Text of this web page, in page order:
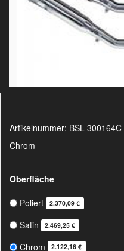
Artikelnummer: BSL 300164C
Chrom
Oberfläche
Poliert
2.370,09 €
Satin 2.469,25 €
Chrom 2.122,16 €